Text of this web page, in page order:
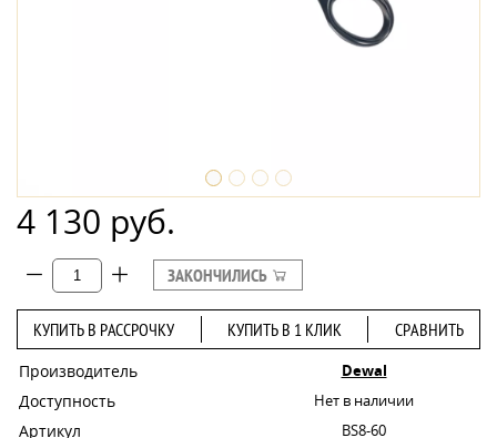
4 130 руб.
ЗАКОНЧИЛИСЬ
КУПИТЬ В РАССРОЧКУ КУПИТЬ В 1 КЛИК СРАВНИТЬ
Производитель Dewal
Доступность Нет в наличии
Артикул BS8-60